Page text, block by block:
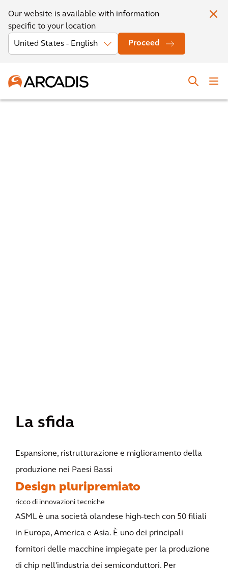
Our website is available with information
specific to your location
Proceed
La sfida
Espansione, ristrutturazione e miglioramento della
produzione nei Paesi Bassi
Design pluripremiato
ricco di innovazioni tecniche
ASML è una società olandese high-tech con 50 filiali
in Europa, America e Asia. È uno dei principali
fornitori delle macchine impiegate per la produzione
di chip nell'industria dei semiconduttori. Per